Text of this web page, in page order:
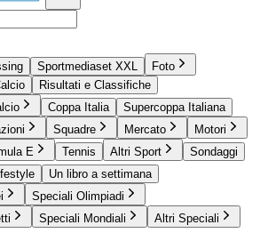
Sportmediaset XXL
Foto
Risultati e Classifiche
Coppa Italia
Supercoppa Italiana
Squadre Mercato
Motori
E Tennis Altri Sport
Sondaggi
Un libro a settimana
Speciali Olimpiadi
Speciali Mondiali Altri Speciali